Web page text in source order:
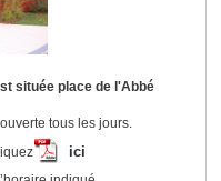
située place de l'Abbé
tous les jours.
ici